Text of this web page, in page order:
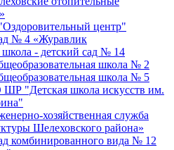
центр"
№ 4 «Журавлик
школа - детский сад № 14
школа № 2
школа № 5
"Детская школа искусств им.
хозяйственная служба
Шелеховского района»
комбинированного вида № 12